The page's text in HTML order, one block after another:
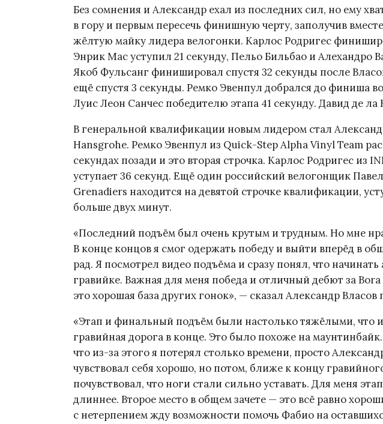
Без сомнения и Александр ехал из последних сил, но ему
в гору и первым пересечь финишную черту, заполучив
жёлтую майку лидера велогонки. Карлос Родригес
Энрик Мас уступил 21 секунду, Пельо Бильбао и Алехандро
Якоб Фульсанг финишировал спустя 32 секунды после
ещё спустя 3 секунды. Ремко Эвенпул добрался до финиша
Луис Леон Санчес победителю этапа 41 секунду. Давид де ла
В генеральной квалификации новым лидером стал
Hansgrohe. Ремко Эвенпул из Quick-Step Alpha Vinyl Team
секундах позади и это вторая строчка. Карлос Родригес из
уступает 36 секунд. Ещё один российский велогонщик
Grenadiers находится на девятой строчке квалификации,
больше двух минут.
«Последний подъём был очень крутым и трудным. Но мне
В конце концов я смог одержать победу и выйти вперёд в
рад. Я посмотрел видео подъёма и сразу понял, что
гравийке. Важная для меня победа и отличный дебют за
это хорошая база других гонок», — сказал Александр
«Этап и финальный подъём были настолько тяжёлыми, что
гравийная дорога в конце. Это было похоже на маунтинбайк.
что из-за этого я потерял столько времени, просто
чувствовал себя хорошо, но потом, ближе к концу
почувствовал, что ноги стали сильно уставать. Для меня
длиннее. Второе место в общем зачете — это всё равно
с нетерпением жду возможности помочь Фабио на